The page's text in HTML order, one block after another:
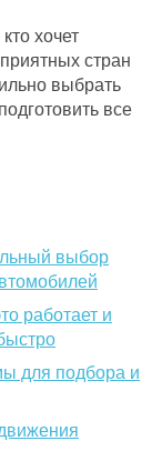
хочет
стран
выбрать
все
выбор
работает и
для подбора и